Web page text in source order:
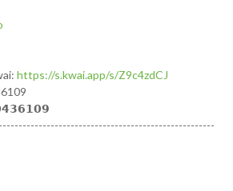
https://s.kwai.app/s/Z9c4zdCJ